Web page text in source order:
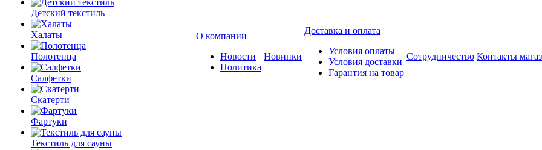
Детский текстиль
Халаты
Полотенца
Салфетки
Скатерти
Фартуки
Текстиль для сауны
О компании
Новости
Политика
Новинки
Доставка и оплата
Условия оплаты
Условия доставки
Гарантия на товар
Сотрудничество Контакты